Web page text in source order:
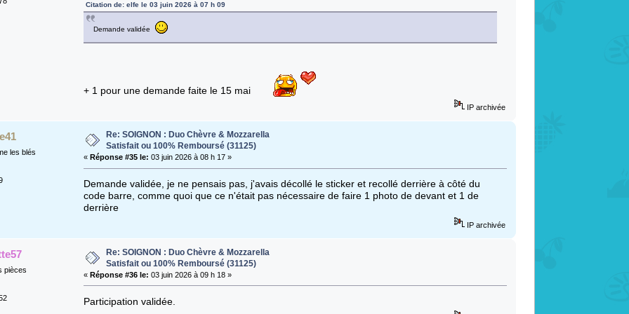
Citation de: elfe le 03 juin 2026 à 07 h 09
Demande validée
+ 1 pour une demande faite le 15 mai
IP archivée
les blés
Re: SOIGNON : Duo Chèvre & Mozzarella
Satisfait ou 100% Remboursé (31125)
«Réponse #35 le: 03 juin 2026 à 08 h 17 »
Demande validée, je ne pensais pas, j'avais décollé le sticker et recollé derrière à côté du
code barre, comme quoi que ce n'était pas nécessaire de faire 1 photo de devant et 1 de
derrière
IP archivée
pièces
Re: SOIGNON : Duo Chèvre & Mozzarella
Satisfait ou 100% Remboursé (31125)
«Réponse #36 le: 03 juin 2026 à 09 h 18 »
Participation validée.